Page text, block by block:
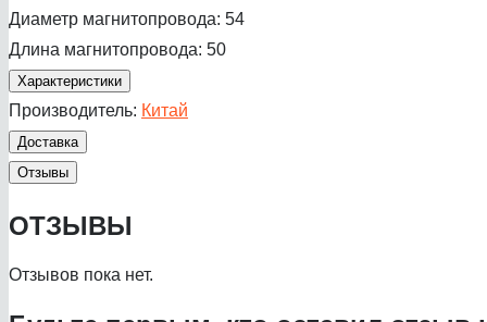
Диаметр магнитопровода: 54
Длина магнитопровода: 50
Характеристики
Производитель: Китай
Доставка
Отзывы
ОТЗЫВЫ
Отзывов пока нет.